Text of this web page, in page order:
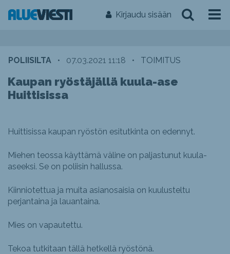
Kirjaudu sisään
POLIISILTA • 07.03.2021 11:18 • TOIMITUS
Kaupan ryöstäjällä kuula-ase
Huittisissa
Huittisissa kaupan ryöstön esitutkinta on edennyt.
Miehen teossa käyttämä väline on paljastunut kuula-
aseeksi. Se on poliisin hallussa.
Kiinniotettua ja muita asianosaisia on kuulusteltu
perjantaina ja lauantaina.
Mies on vapautettu.
Tekoa tutkitaan tällä hetkellä ryöstönä.